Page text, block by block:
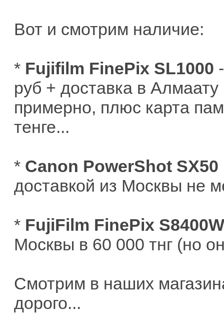
Вот и смотрим наличие:
* Fujifilm FinePix SL1000
руб + доставка в
примерно, плюс карта
тенге...
* Canon PowerShot SX50
доставкой из Москвы не
* FujiFilm FinePix S8400W
Москвы в 60 000 тнг (но
Смотрим в наших
дорого...